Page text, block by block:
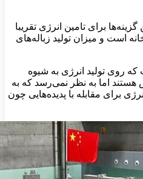
برای تامین انرژی تقریبا
است و میزان تولید زباله‌های
از ۷۰ سال است که روی تولید انرژی به شیوه
اما به نظر نمی‌رسد که به
برای مقابله با پدیده‌هایی چون